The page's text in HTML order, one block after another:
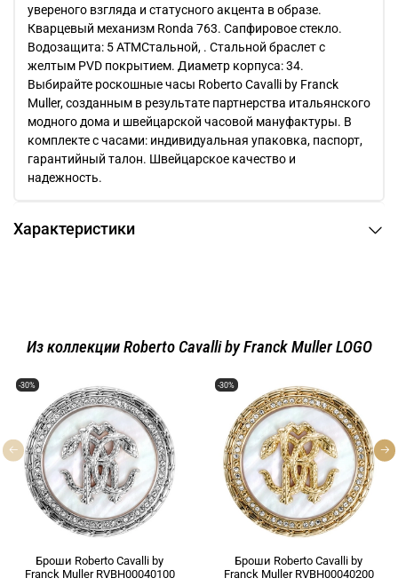
увереного взгляда и статусного акцента в образе.
Кварцевый механизм Ronda 763. Сапфировое стекло.
Водозащита: 5 АТМСтальной, . Стальной браслет с
желтым PVD покрытием. Диаметр корпуса: 34.
Выбирайте роскошные часы Roberto Cavalli by Franck
Muller, созданным в результате партнерства итальянского
модного дома и швейцарской часовой мануфактуры. В
комплекте с часами: индивидуальная упаковка, паспорт,
гарантийный талон. Швейцарское качество и
надежность.
Характеристики
Из коллекции Roberto Cavalli by Franck Muller LOGO
-30%
Броши Roberto Cavalli by
Franck Muller RVBH00040100
-30%
Броши Roberto Cavalli by
Franck Muller RVBH00040200